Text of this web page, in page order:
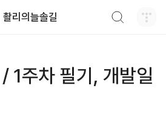
촬리의늘솔길
1주차 필기, 개발일